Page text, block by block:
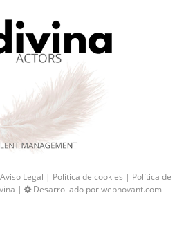
Aviso Legal | Política de cookies | Política de
| Desarrollado por webnovant.com